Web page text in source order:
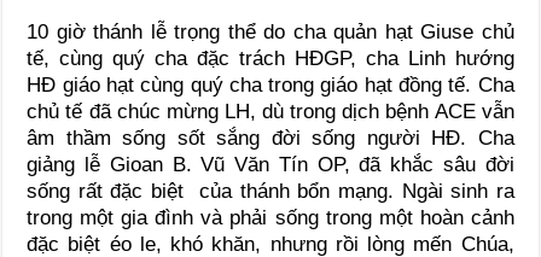
10 giờ thánh lễ trọng thể do cha quản hạt Giuse chủ
tế, cùng quý cha đặc trách HĐGP, cha Linh hướng
HĐ giáo hạt cùng quý cha trong giáo hạt đồng tế. Cha
chủ tế đã chúc mừng LH, dù trong dịch bệnh ACE vẫn
âm thầm sống sốt sắng đời sống người HĐ. Cha
giảng lễ Gioan B. Vũ Văn Tín OP, đã khắc sâu đời
sống rất đặc biệt của thánh bổn mạng. Ngài sinh ra
trong một gia đình và phải sống trong một hoàn cảnh
đặc biệt éo le, khó khăn, nhưng rồi lòng mến Chúa,